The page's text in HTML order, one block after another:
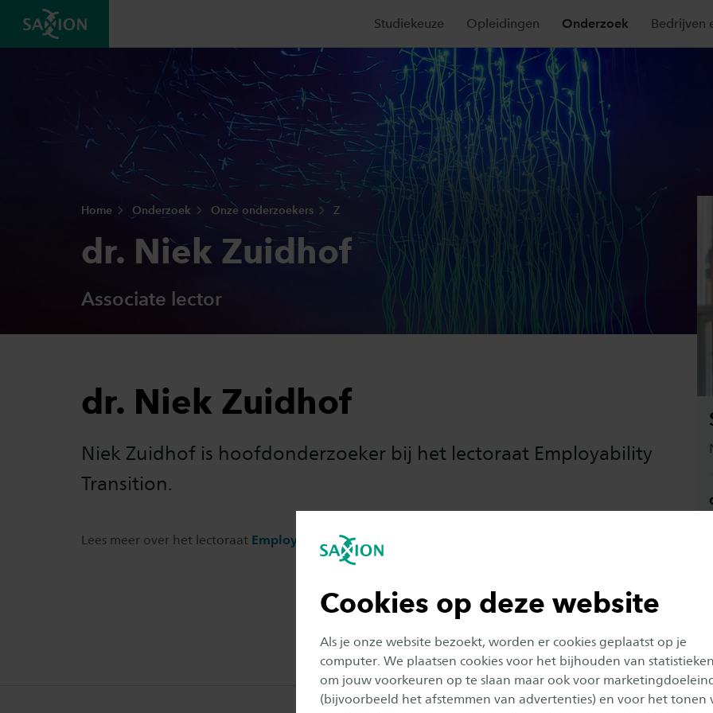
Cookies op deze website
Als je onze website bezoekt, worden er cookies geplaatst op je
computer. We plaatsen cookies voor het bijhouden van
om jouw voorkeuren op te slaan maar ook voor
(bijvoorbeeld het afstemmen van advertenties) en voor het tonen
Studiekeuze Opleidingen Onderzoek Bedrijven
Home Onderzoek Onze onderzoekers Z
dr. Niek Zuidhof
Associate lector
dr. Niek Zuidhof
Niek Zuidhof is hoofdonderzoeker bij het lectoraat Employability
Transition.
Lees meer over het lectoraat Employability Transition